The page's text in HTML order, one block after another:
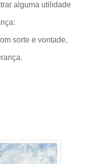
alguma utilidade
sorte e vontade,